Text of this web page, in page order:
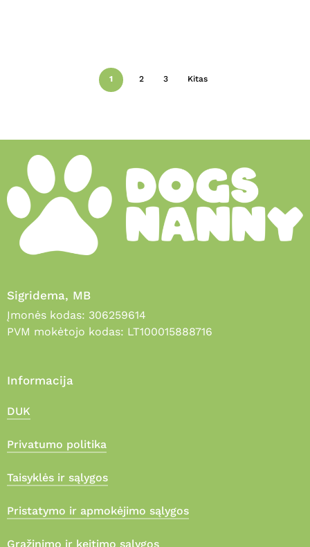
1 2 3 Kitas
Sigridema, MB
Įmonės kodas: 306259614
PVM mokėtojo kodas: LT100015888716
Informacija
DUK
Privatumo politika
Taisyklės ir sąlygos
Pristatymo ir apmokėjimo sąlygos
Grąžinimo ir keitimo sąlygos